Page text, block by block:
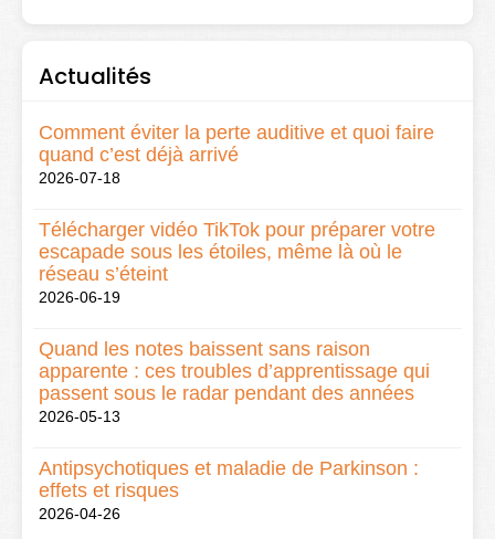
Actualités
Comment éviter la perte auditive et quoi faire
quand c’est déjà arrivé
2026-07-18
Télécharger vidéo TikTok pour préparer votre
escapade sous les étoiles, même là où le
réseau s’éteint
2026-06-19
Quand les notes baissent sans raison
apparente : ces troubles d’apprentissage qui
passent sous le radar pendant des années
2026-05-13
Antipsychotiques et maladie de Parkinson :
effets et risques
2026-04-26